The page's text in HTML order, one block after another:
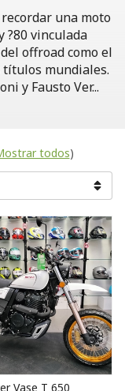
una moto
?80 vinculada
offroad como el
títulos mundiales.
y Fausto Ver...
todos)
Vase T 650